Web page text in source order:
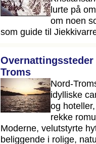
lurte på
om noen
som guide til
Overnattingssteder
Troms
Nord-
idylliske
og
rekke
Moderne, velutstyrte
beliggende i rolige,